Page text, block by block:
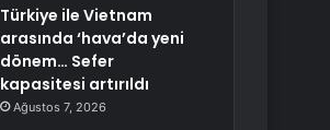
Türkiye ile Vietnam
arasında ‘hava’da yeni
dönem… Sefer
kapasitesi artırıldı
Ağustos 7, 2026